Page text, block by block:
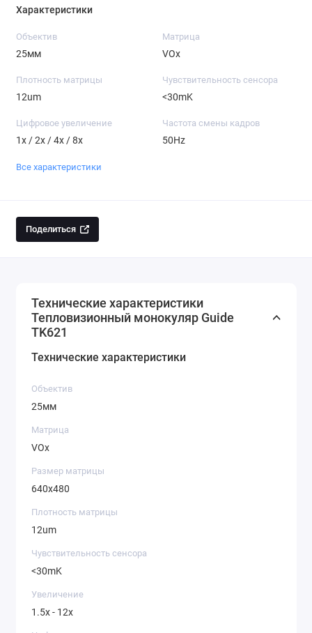
Характеристики
Объектив
25мм
Матрица
VOx
Плотность матрицы
12um
Чувствительность сенсора
<30mK
Цифровое увеличение
1x / 2x / 4x / 8x
Частота смены кадров
50Hz
Все характеристики
Поделиться
Технические характеристики
Тепловизионный монокуляр Guide
TK621
Технические характеристики
Объектив
25мм
Матрица
VOx
Размер матрицы
640x480
Плотность матрицы
12um
Чувствительность сенсора
<30mK
Увеличение
1.5x - 12x